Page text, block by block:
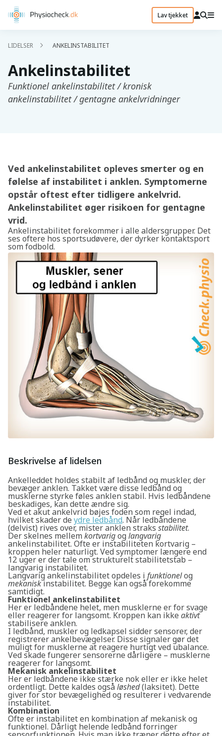
Lav tjekket
LIDELSER ANKELINSTABILITET
Ankelinstabilitet
Funktionel ankelinstabilitet / kronisk
ankelinstabilitet / gentagne ankelvridninger
Ved ankelinstabilitet opleves smerter og en
følelse af instabilitet i anklen. Symptomerne
opstår oftest efter tidligere ankelvrid.
Ankelinstabilitet øger risikoen for gentagne
vrid.
Ankelinstabilitet forekommer i alle aldersgrupper. Det
ses oftere hos sportsudøvere, der dyrker kontaktsport
som fodbold.
Beskrivelse af lidelsen
Ankelleddet holdes stabilt af ledbånd og muskler, der
bevæger anklen. Takket være disse ledbånd og
musklerne styrke føles anklen stabil. Hvis ledbåndene
beskadiges, kan dette ændre sig.
Ved et akut ankelvrid bøjes foden som regel indad,
hvilket skader de ydre ledbånd. Når ledbåndene
(delvist) rives over, mister anklen straks stabilitet.
Der skelnes mellem kortvarigog langvarig
ankelinstabilitet. Ofte er instabiliteten kortvarig –
kroppen heler naturligt. Ved symptomer længere end
12 uger er der tale om strukturelt stabilitetstab –
langvarig instabilitet.
Langvarig ankelinstabilitet opdeles i funktionelog
mekaniskinstabilitet. Begge kan også forekomme
samtidigt.
Funktionel ankelinstabilitet
Her er ledbåndene helet, men musklerne er for svage
eller reagerer for langsomt. Kroppen kan ikke aktivt
stabilisere anklen.
I ledbånd, muskler og ledkapsel sidder sensorer, der
registrerer ankelbevægelser. Disse signaler gør det
muligt for musklerne at reagere hurtigt ved ubalance.
Ved skade fungerer sensorerne dårligere – musklerne
reagerer for langsomt.
Mekanisk ankelinstabilitet
Her er ledbåndene ikke stærke nok eller er ikke helet
ordentligt. Dette kaldes også løshed(laksitet). Dette
giver for stor bevægelighed og resulterer i vedvarende
instabilitet.
Kombination
Ofte er instabilitet en kombination af mekanisk og
funktionel. Dårligt helende ledbånd forringer